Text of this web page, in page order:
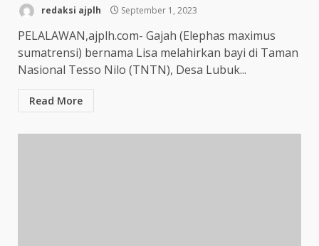
redaksi ajplh September 1, 2023
PELALAWAN,ajplh.com- Gajah (Elephas maximus
sumatrensi) bernama Lisa melahirkan bayi di Taman
Nasional Tesso Nilo (TNTN), Desa Lubuk...
Read More